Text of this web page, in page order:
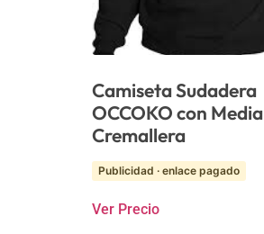
Camiseta Sudadera
OCCOKO con Media
Cremallera
Publicidad · enlace pagado
Ver Precio